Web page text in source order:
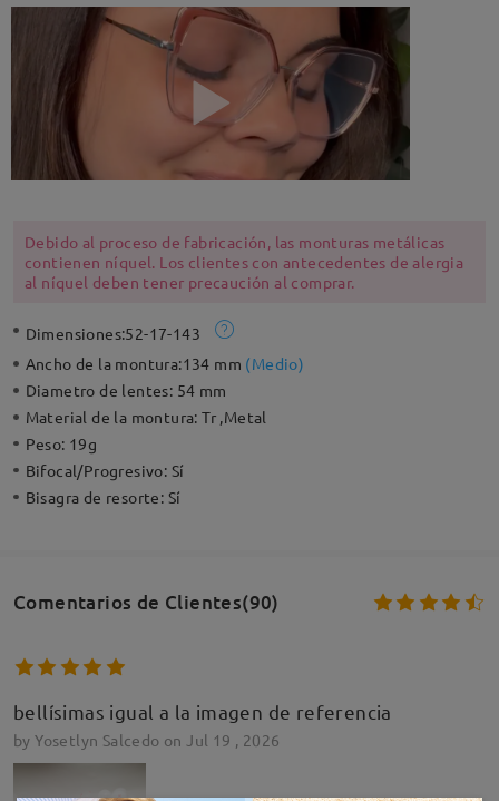
Debido al proceso de fabricación, las monturas metálicas
contienen níquel. Los clientes con antecedentes de alergia
al níquel deben tener precaución al comprar.
Dimensiones:52-17-143
Ancho de la montura:134 mm (Medio)
Diametro de lentes: 54 mm
Material de la montura:Tr ,Metal
Peso: 19g
Bifocal/Progresivo: Sí
Bisagra de resorte: Sí
Comentarios de Clientes(90)
bellísimas igual a la imagen de referencia
by Yosetlyn Salcedo on Jul 19 , 2026